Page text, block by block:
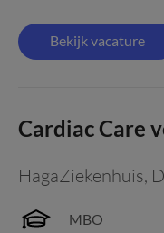
Bekijk vacature
Cardiac Care
HagaZiekenhuis,
MBO